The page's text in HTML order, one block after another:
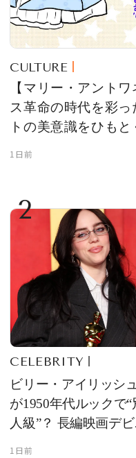
CULTURE
【マリー・アント
ス革命の時代を彩っ
トの美意識をひもと
1日前
2
CELEBRITY
ビリー・アイリッシ
が1950年代ルックで“
人級”？ 長編映画デビ
ー作の現場写真に反
1日前